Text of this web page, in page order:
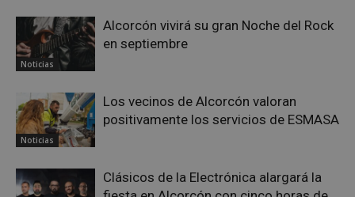
Noticias
Alcorcón vivirá su gran Noche del Rock
en septiembre
Noticias
Los vecinos de Alcorcón valoran
positivamente los servicios de ESMASA
Clásicos de la Electrónica alargará la
sp_t
Spotify Inc.
1 año